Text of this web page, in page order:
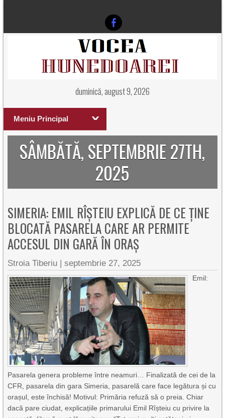
duminică, august 9, 2026
Meniu Principal
SÂMBĂTĂ, SEPTEMBRIE 27TH,
2025
SIMERIA: EMIL RÎȘTEIU EXPLICĂ DE CE ȚINE
BLOCATĂ PASARELA CARE AR PERMITE
ACCESUL DIN GARĂ ÎN ORAȘ
Stroia Tiberiu |septembrie 27, 2025
Emil:
Pasarela genera probleme între neamuri… Finalizată de cei de la
CFR, pasarela din gara Simeria, pasarelă care face legătura și cu
orașul, este închisă! Motivul: Primăria refuză să o preia. Chiar
dacă pare ciudat, explicațiile primarului Emil Rîșteiu cu privire la